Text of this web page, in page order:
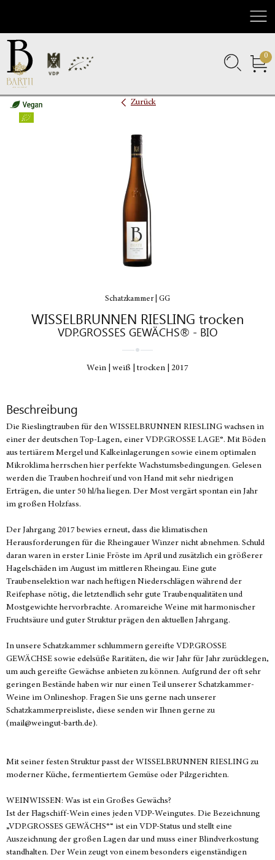
0
Vegan
Bio Zurück
Schatzkammer | GG
WISSELBRUNNEN RIESLING trocken
VDP.GROSSES GEWÄCHS® - BIO
Wein weiß trocken 2017
Beschreibung
Die Rieslingtrauben für den WISSELBRUNNEN RIESLING wachsen in
einer der deutschen Top-Lagen, einer VDP.GROSSE LAGE®. Mit Böden
aus tertiärem Mergel und Kalkeinlagerungen sowie einem optimalen
Mikroklima herrschen hier perfekte Wachstumsbedingungen. Gelesen
werden die Trauben hochreif und von Hand mit sehr niedrigen
Erträgen, die unter 50 hl/ha liegen. Der Most vergärt spontan ein Jahr
im großen Holzfass.
Der Jahrgang 2017 bewies erneut, dass die klimatischen
Herausforderungen für die Rheingauer Winzer nicht abnehmen. Schuld
daran waren in erster Linie Fröste im April und zusätzlich ein größerer
Hagelschäden im August im mittleren Rheingau. Eine gute
Traubenselektion war nach heftigen Niederschlägen während der
Reifephase nötig, die letztendlich sehr gute Traubenqualitäten und
Mostgewichte hervorbrachte. Aromareiche Weine mit harmonischer
Fruchtsäure und guter Struktur prägen den aktuellen Jahrgang.
In unsere Schatzkammer schlummern gereifte VDP.GROSSE
GEWÄCHSE sowie edelsüße Raritäten, die wir Jahr für Jahr zurücklegen,
um auch gereifte Gewächse anbieten zu können. Aufgrund der oft sehr
geringen Bestände haben wir nur einen Teil unserer Schatzkammer-
Weine im Onlineshop. Fragen Sie uns gerne nach unserer
Schatzkammerpreisliste, diese senden wir Ihnen gerne zu
(mail@weingut-barth.de).
Mit seiner festen Struktur passt der WISSELBRUNNEN RIESLING zu
moderner Küche, fermentiertem Gemüse oder Pilzgerichten.
WEINWISSEN: Was ist ein Großes Gewächs?
Ist der Flagschiff-Wein eines jeden VDP-Weingutes. Die Bezeichnung
„VDP.GROSSES GEWÄCHS®“ ist ein VDP-Status und stellt eine
Auszeichnung der großen Lagen dar und muss einer Blindverkostung
standhalten. Der Wein zeugt von einem besonders eigenständigen